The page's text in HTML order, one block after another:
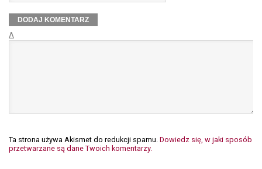
Δ
Ta strona używa Akismet do redukcji spamu. Dowiedz się, w jaki sposób
przetwarzane są dane Twoich komentarzy.